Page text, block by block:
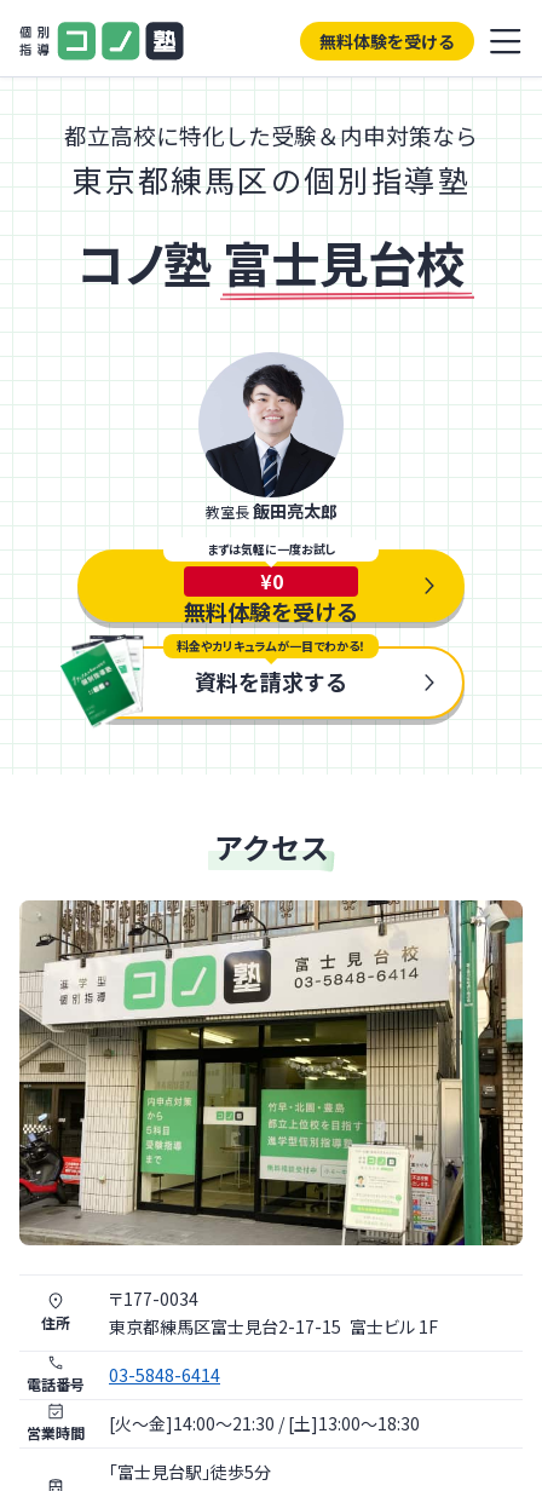
無料体験を受ける
東京都練馬区の個別指導塾
コノ塾富士見台校
都立高校に特化した受験＆内申対策なら
まずは気軽に一度お試し
¥0
無料体験を受ける
料金やカリキュラムが一目でわかる！
資料を請求する
教室長飯田亮太郎
アクセス
住所
〒177-0034
東京都練馬区富士見台2-17-15 富士ビル 1F
電話番号 03-5848-6414
営業時間 [火〜金]14:00～21:30 / [土]13:00～18:30
「富士見台駅」徒歩5分